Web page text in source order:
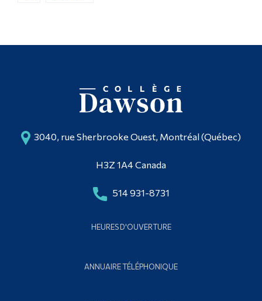
3040, rue Sherbrooke Ouest, Montréal (Québec)
H3Z 1A4 Canada
514 931-8731
HEURES D'OUVERTURE
ANNUAIRE TÉLÉPHONIQUE